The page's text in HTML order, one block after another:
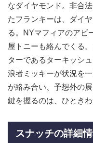
なダイヤモンド。非合
たフランキーは、ダイ
る。NYマフィアのアビ
屋トニーも絡んでくる
ターであるターキッシ
浪者ミッキーが状況を
が絡み合い、予想外の
鍵を握るのは、ひとき
スナッチの詳細